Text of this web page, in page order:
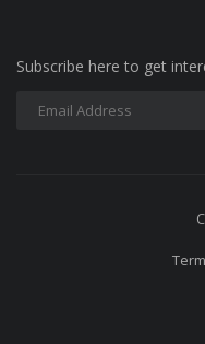
Subscribe here to get